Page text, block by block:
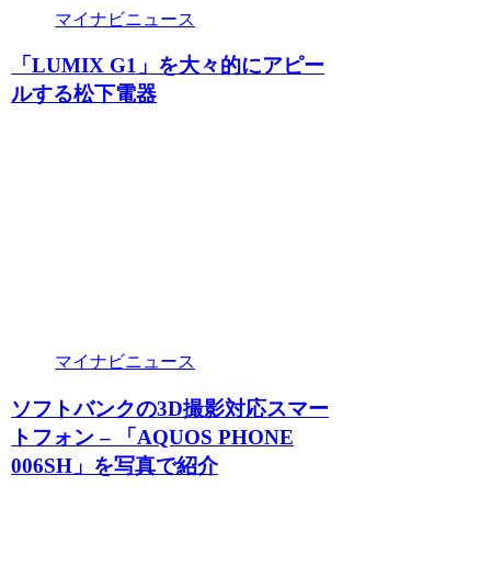
マイナビニュース
「LUMIX G1」を大々的にアピー
ルする松下電器
マイナビニュース
ソフトバンクの3D撮影対応スマー
トフォン – 「AQUOS PHONE
006SH」を写真で紹介